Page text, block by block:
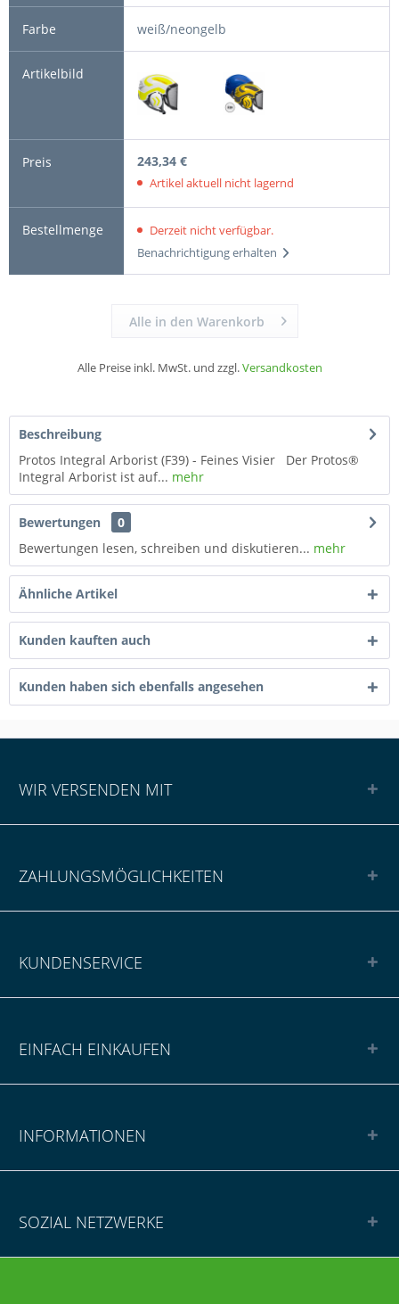
weiß/neongelb
243,34 €
Artikel aktuell nicht lagernd
Derzeit nicht verfügbar.
Benachrichtigung erhalten
Alle Preise inkl. MwSt. und zzgl.Versandkosten
Alle in den Warenkorb
Beschreibung
Protos Integral Arborist (F39) - Feines Visier Der Protos®
Integral Arborist ist auf... mehr
Bewertungen
0
Bewertungen lesen, schreiben und diskutieren... mehr
Ähnliche Artikel
Kunden kauften auch
Kunden haben sich ebenfalls angesehen
WIR VERSENDEN MIT
ZAHLUNGSMÖGLICHKEITEN
KUNDENSERVICE
EINFACH EINKAUFEN
INFORMATIONEN
SOZIAL NETZWERKE